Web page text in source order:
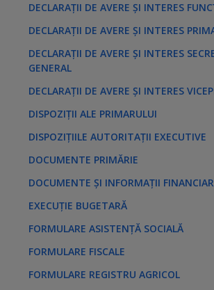
DECLARAȚII DE AVERE ȘI INTERES
DECLARAȚII DE AVERE ȘI INTERES
DECLARAȚII DE AVERE ȘI INTERES
GENERAL
DECLARAȚII DE AVERE ȘI INTERES
DISPOZIȚII ALE PRIMARULUI
DISPOZIȚIILE AUTORITAȚII EXECUTIVE
DOCUMENTE PRIMĂRIE
DOCUMENTE ȘI INFORMAȚII
EXECUȚIE BUGETARĂ
FORMULARE ASISTENȚĂ SOCIALĂ
FORMULARE FISCALE
FORMULARE REGISTRU AGRICOL